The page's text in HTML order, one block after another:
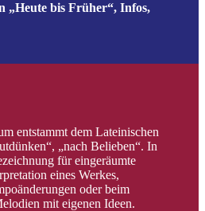
„Heute bis Früher“, Infos,
entstammt dem Lateinischen
„nach Belieben“. In
für eingeräumte
eines Werkes,
oder beim
mit eigenen Ideen.